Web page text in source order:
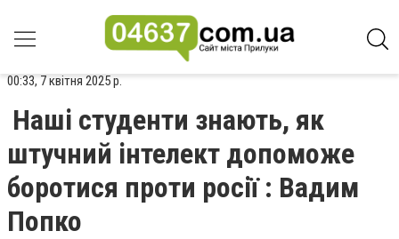
00:33, 7 квітня 2025 р.
Наші студенти знають, як
штучний інтелект допоможе
боротися проти росії : Вадим
Попко